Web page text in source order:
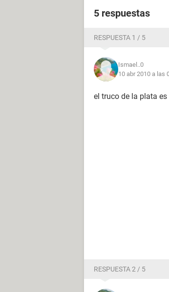
5 respuestas
RESPUESTA 1 / 5
Ismael..0
10 abr 2010 a las
el truco de la plata
RESPUESTA 2 / 5